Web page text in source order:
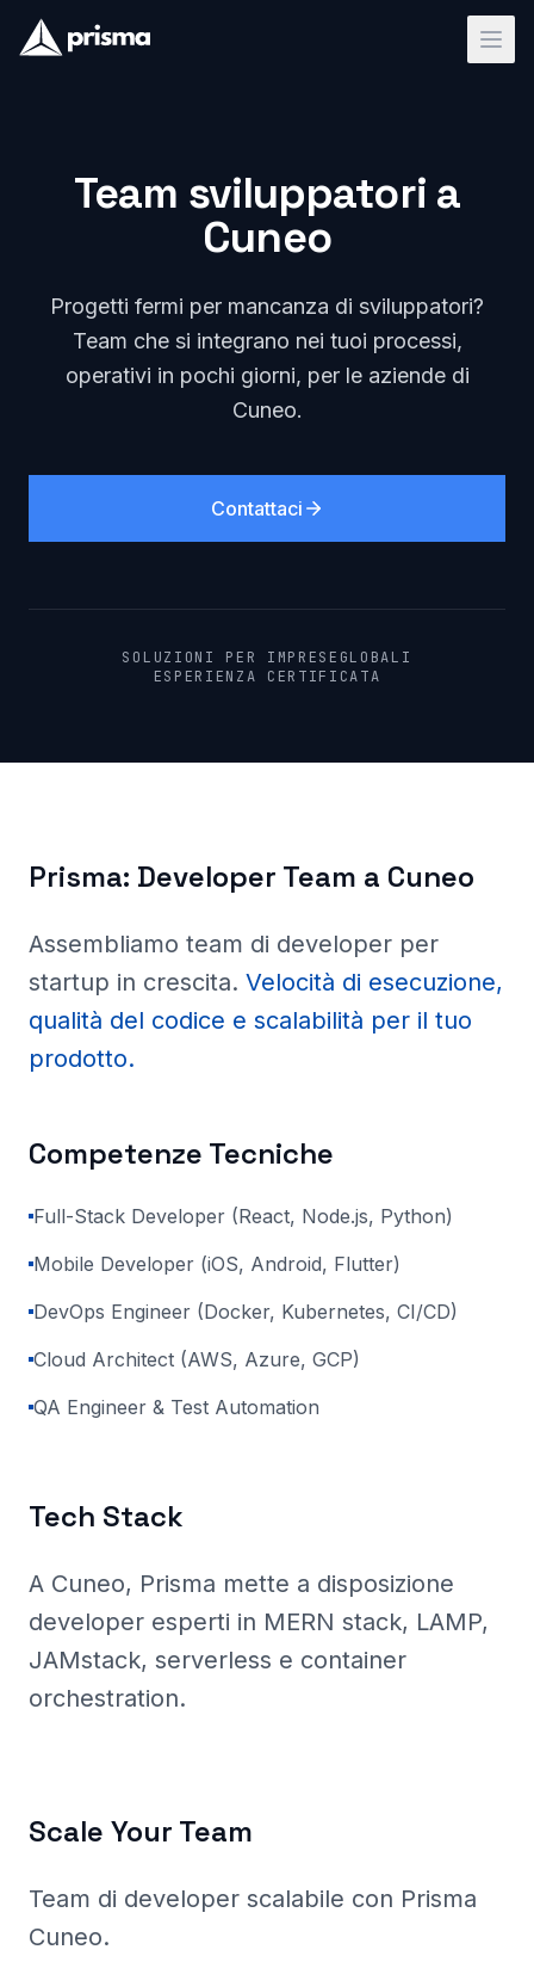
Team sviluppatori a
Cuneo
Progetti fermi per mancanza di sviluppatori?
Team che si integrano nei tuoi processi,
operativi in pochi giorni, per le aziende di
Cuneo.
Contattaci
SOLUZIONI PER IMPRESE GLOBALI
ESPERIENZA CERTIFICATA
Prisma: Developer Team a Cuneo
Assembliamo team di developer per
startup in crescita. Velocità di esecuzione,
qualità del codice e scalabilità per il tuo
prodotto.
Competenze Tecniche
Full-Stack Developer (React, Node.js, Python)
Mobile Developer (iOS, Android, Flutter)
DevOps Engineer (Docker, Kubernetes, CI/CD)
Cloud Architect (AWS, Azure, GCP)
QA Engineer & Test Automation
Tech Stack
A Cuneo, Prisma mette a disposizione
developer esperti in MERN stack, LAMP,
JAMstack, serverless e container
orchestration.
Scale Your Team
Team di developer scalabile con Prisma
Cuneo.